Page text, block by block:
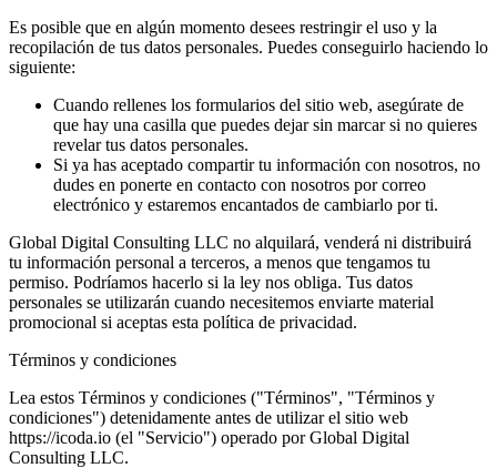
Es posible que en algún momento desees restringir el uso y la
recopilación de tus datos personales. Puedes conseguirlo haciendo lo
siguiente:
Cuando rellenes los formularios del sitio web, asegúrate de
que hay una casilla que puedes dejar sin marcar si no quieres
revelar tus datos personales.
Si ya has aceptado compartir tu información con nosotros, no
dudes en ponerte en contacto con nosotros por correo
electrónico y estaremos encantados de cambiarlo por ti.
Global Digital Consulting LLC no alquilará, venderá ni distribuirá
tu información personal a terceros, a menos que tengamos tu
permiso. Podríamos hacerlo si la ley nos obliga. Tus datos
personales se utilizarán cuando necesitemos enviarte material
promocional si aceptas esta política de privacidad.
Términos y condiciones
Lea estos Términos y condiciones ("Términos", "Términos y
condiciones") detenidamente antes de utilizar el sitio web
https://icoda.io (el "Servicio") operado por Global Digital
Consulting LLC.